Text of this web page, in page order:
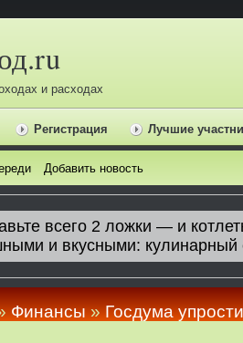
и расходах
Регистрация Лучшие
Добавить новость
Финансы»Госдума